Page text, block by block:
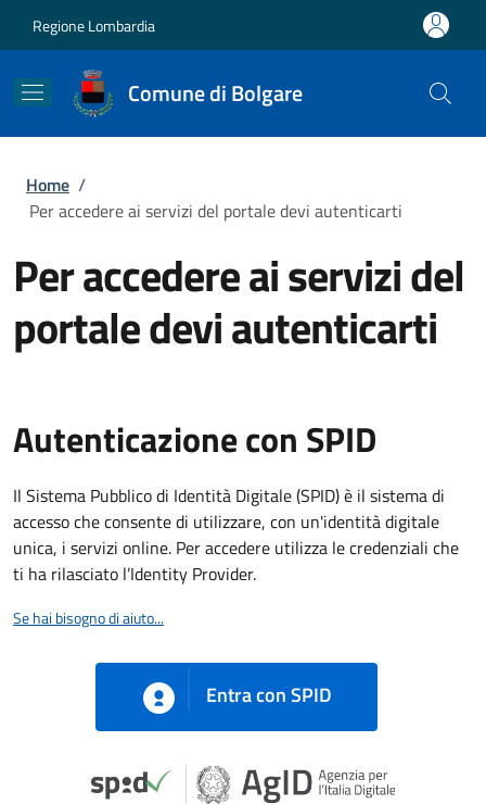
Regione Lombardia
Comune di Bolgare
Briciole di pane
Home /
Per accedere ai servizi del portale devi autenticarti
Per accedere ai servizi del
portale devi autenticarti
Autenticazione con SPID
Il Sistema Pubblico di Identità Digitale (SPID) è il sistema di
accesso che consente di utilizzare, con un'identità digitale
unica, i servizi online. Per accedere utilizza le credenziali che
ti ha rilasciato l’Identity Provider.
Se hai bisogno di aiuto...
Entra con SPID